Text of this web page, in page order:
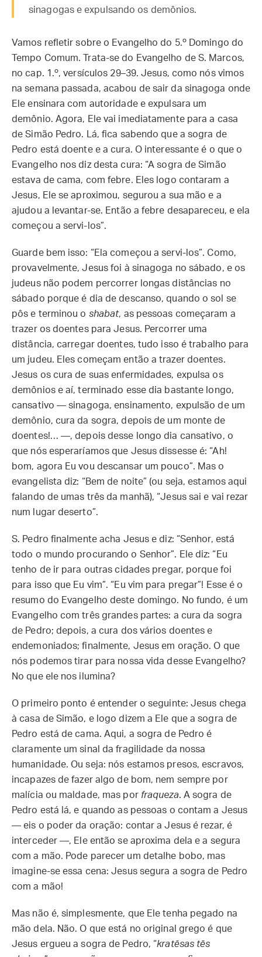
sinagogas e expulsando os demônios.
Vamos refletir sobre o Evangelho do 5.º Domingo do
Tempo Comum. Trata-se do Evangelho de S. Marcos,
no cap. 1.º, versículos 29–39. Jesus, como nós vimos
na semana passada, acabou de sair da sinagoga onde
Ele ensinara com autoridade e expulsara um
demônio. Agora, Ele vai imediatamente para a casa
de Simão Pedro. Lá, fica sabendo que a sogra de
Pedro está doente e a cura. O interessante é o que o
Evangelho nos diz desta cura: “A sogra de Simão
estava de cama, com febre. Eles logo contaram a
Jesus, Ele se aproximou, segurou a sua mão e a
ajudou a levantar-se. Então a febre desapareceu, e ela
começou a servi-los”.
Guarde bem isso: “Ela começou a servi-los”. Como,
provavelmente, Jesus foi à sinagoga no sábado, e os
judeus não podem percorrer longas distâncias no
sábado porque é dia de descanso, quando o sol se
pôs e terminou o shabat, as pessoas começaram a
trazer os doentes para Jesus. Percorrer uma
distância, carregar doentes, tudo isso é trabalho para
um judeu. Eles começam então a trazer doentes.
Jesus os cura de suas enfermidades, expulsa os
demônios e aí, terminado esse dia bastante longo,
cansativo — sinagoga, ensinamento, expulsão de um
demônio, cura da sogra, depois de um monte de
doentes!… —, depois desse longo dia cansativo, o
que nós esperaríamos que Jesus dissesse é: “Ah!
bom, agora Eu vou descansar um pouco”. Mas o
evangelista diz: “Bem de noite” (ou seja, estamos aqui
falando de umas três da manhã), “Jesus sai e vai rezar
num lugar deserto”.
S. Pedro finalmente acha Jesus e diz: “Senhor, está
todo o mundo procurando o Senhor”. Ele diz: “Eu
tenho de ir para outras cidades pregar, porque foi
para isso que Eu vim”. “Eu vim para pregar”! Esse é o
resumo do Evangelho deste domingo. No fundo, é um
Evangelho com três grandes partes: a cura da sogra
de Pedro; depois, a cura dos vários doentes e
endemoniados; finalmente, Jesus em oração. O que
nós podemos tirar para nossa vida desse Evangelho?
No que ele nos ilumina?
O primeiro ponto é entender o seguinte: Jesus chega
à casa de Simão, e logo dizem a Ele que a sogra de
Pedro está de cama. Aqui, a sogra de Pedro é
claramente um sinal da fragilidade da nossa
humanidade. Ou seja: nós estamos presos, escravos,
incapazes de fazer algo de bom, nem sempre por
malícia ou maldade, mas por fraqueza. A sogra de
Pedro está lá, e quando as pessoas o contam a Jesus
— eis o poder da oração: contar a Jesus é rezar, é
interceder —, Ele então se aproxima dela e a segura
com a mão. Pode parecer um detalhe bobo, mas
imagine-se essa cena: Jesus segura a sogra de Pedro
com a mão!
Mas não é, simplesmente, que Ele tenha pegado na
mão dela. Não. O que está no original grego é que
Jesus ergueu a sogra de Pedro, “kratēsas tēs